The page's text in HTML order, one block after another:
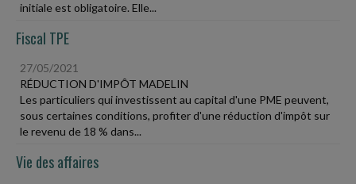
initiale est obligatoire. Elle...
Fiscal TPE
27/05/2021
RÉDUCTION D'IMPÔT MADELIN
Les particuliers qui investissent au capital d'une PME peuvent,
sous certaines conditions, profiter d'une réduction d'impôt sur
le revenu de 18 % dans...
Vie des affaires